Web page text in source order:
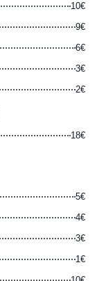
10€
9€
6€
3€
2€
18€
5€
4€
3€
1€